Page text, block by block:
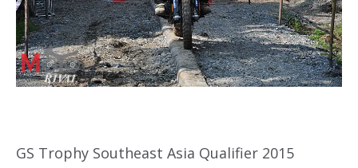
GS Trophy Southeast Asia Qualifier 2015